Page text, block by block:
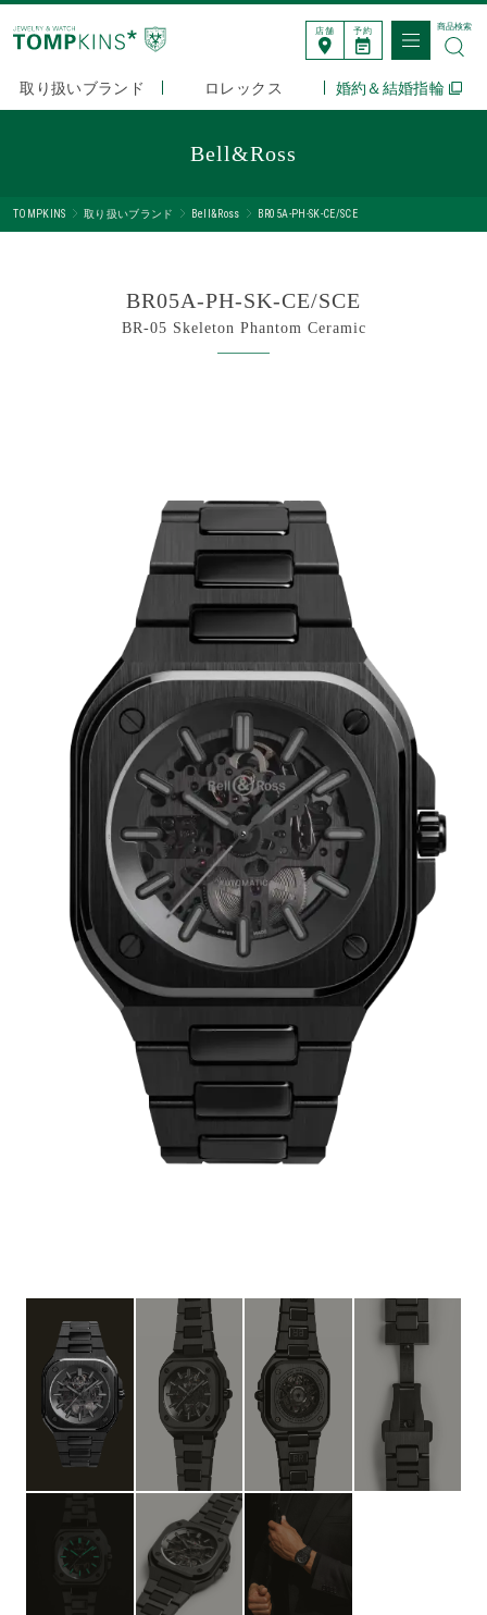
店舗 予約
取り扱いブランド ロレックス 婚約＆結婚指輪
商品検索
Bell&Ross
TOMPKINS 取り扱いブランド Bell&Ross BR05A-PH-SK-CE/SCE
BR05A-PH-SK-CE/SCE
BR-05 Skeleton Phantom Ceramic